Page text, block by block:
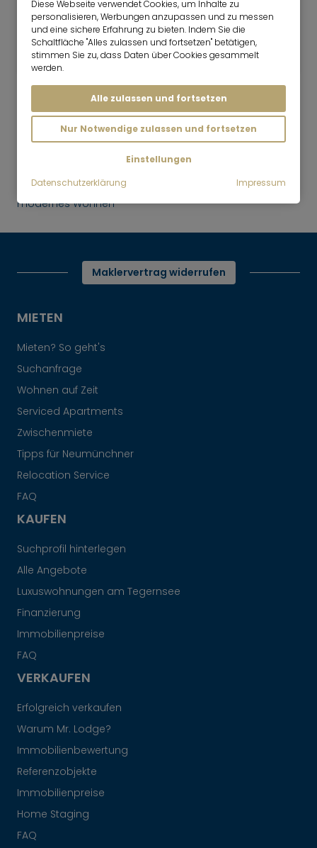
2 Zimmer
88 m²
München-Moosach
2.300
€/Monat
Erstbezug: Hochwertiges und
modernes Wohnen
Maklervertrag widerrufen
MIETEN
Mieten? So geht's
Suchanfrage
Wohnen auf Zeit
Serviced Apartments
Zwischenmiete
Tipps für Neumünchner
Relocation Service
FAQ
KAUFEN
Suchprofil hinterlegen
Alle Angebote
Luxuswohnungen am Tegernsee
Finanzierung
Immobilienpreise
FAQ
VERKAUFEN
Erfolgreich verkaufen
Warum Mr. Lodge?
Immobilienbewertung
Referenzobjekte
Immobilienpreise
Home Staging
FAQ
Diese Webseite verwendet Cookies, um Inhalte zu
personalisieren, Werbungen anzupassen und zu messen
und eine sichere Erfahrung zu bieten. Indem Sie die
Schaltfläche "Alles zulassen und fortsetzen" betätigen,
stimmen Sie zu, dass Daten über Cookies gesammelt
werden.
Alle zulassen und fortsetzen
Nur Notwendige zulassen und fortsetzen
Einstellungen
Datenschutzerklärung
Impressum